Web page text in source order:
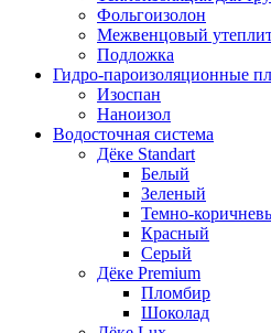
Фольгоизолон
Межвенцовый
Подложка
Гидро-пароизоляционные
Изоспан
Наноизол
Водосточная система
Дёке Standart
Белый
Зеленый
Темно-
Красный
Серый
Дёке Premium
Пломбир
Шоколад